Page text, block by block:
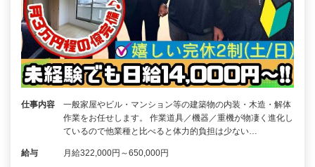
仕事内容
一般家屋やビル・マンション等の建築物の内装・木造・解体
作業をお任せします。 作業道具／機器／重機が物凄く進化し
ているので他業種と比べると体力的負担は少ない…
給与 月給322,000円～650,000円